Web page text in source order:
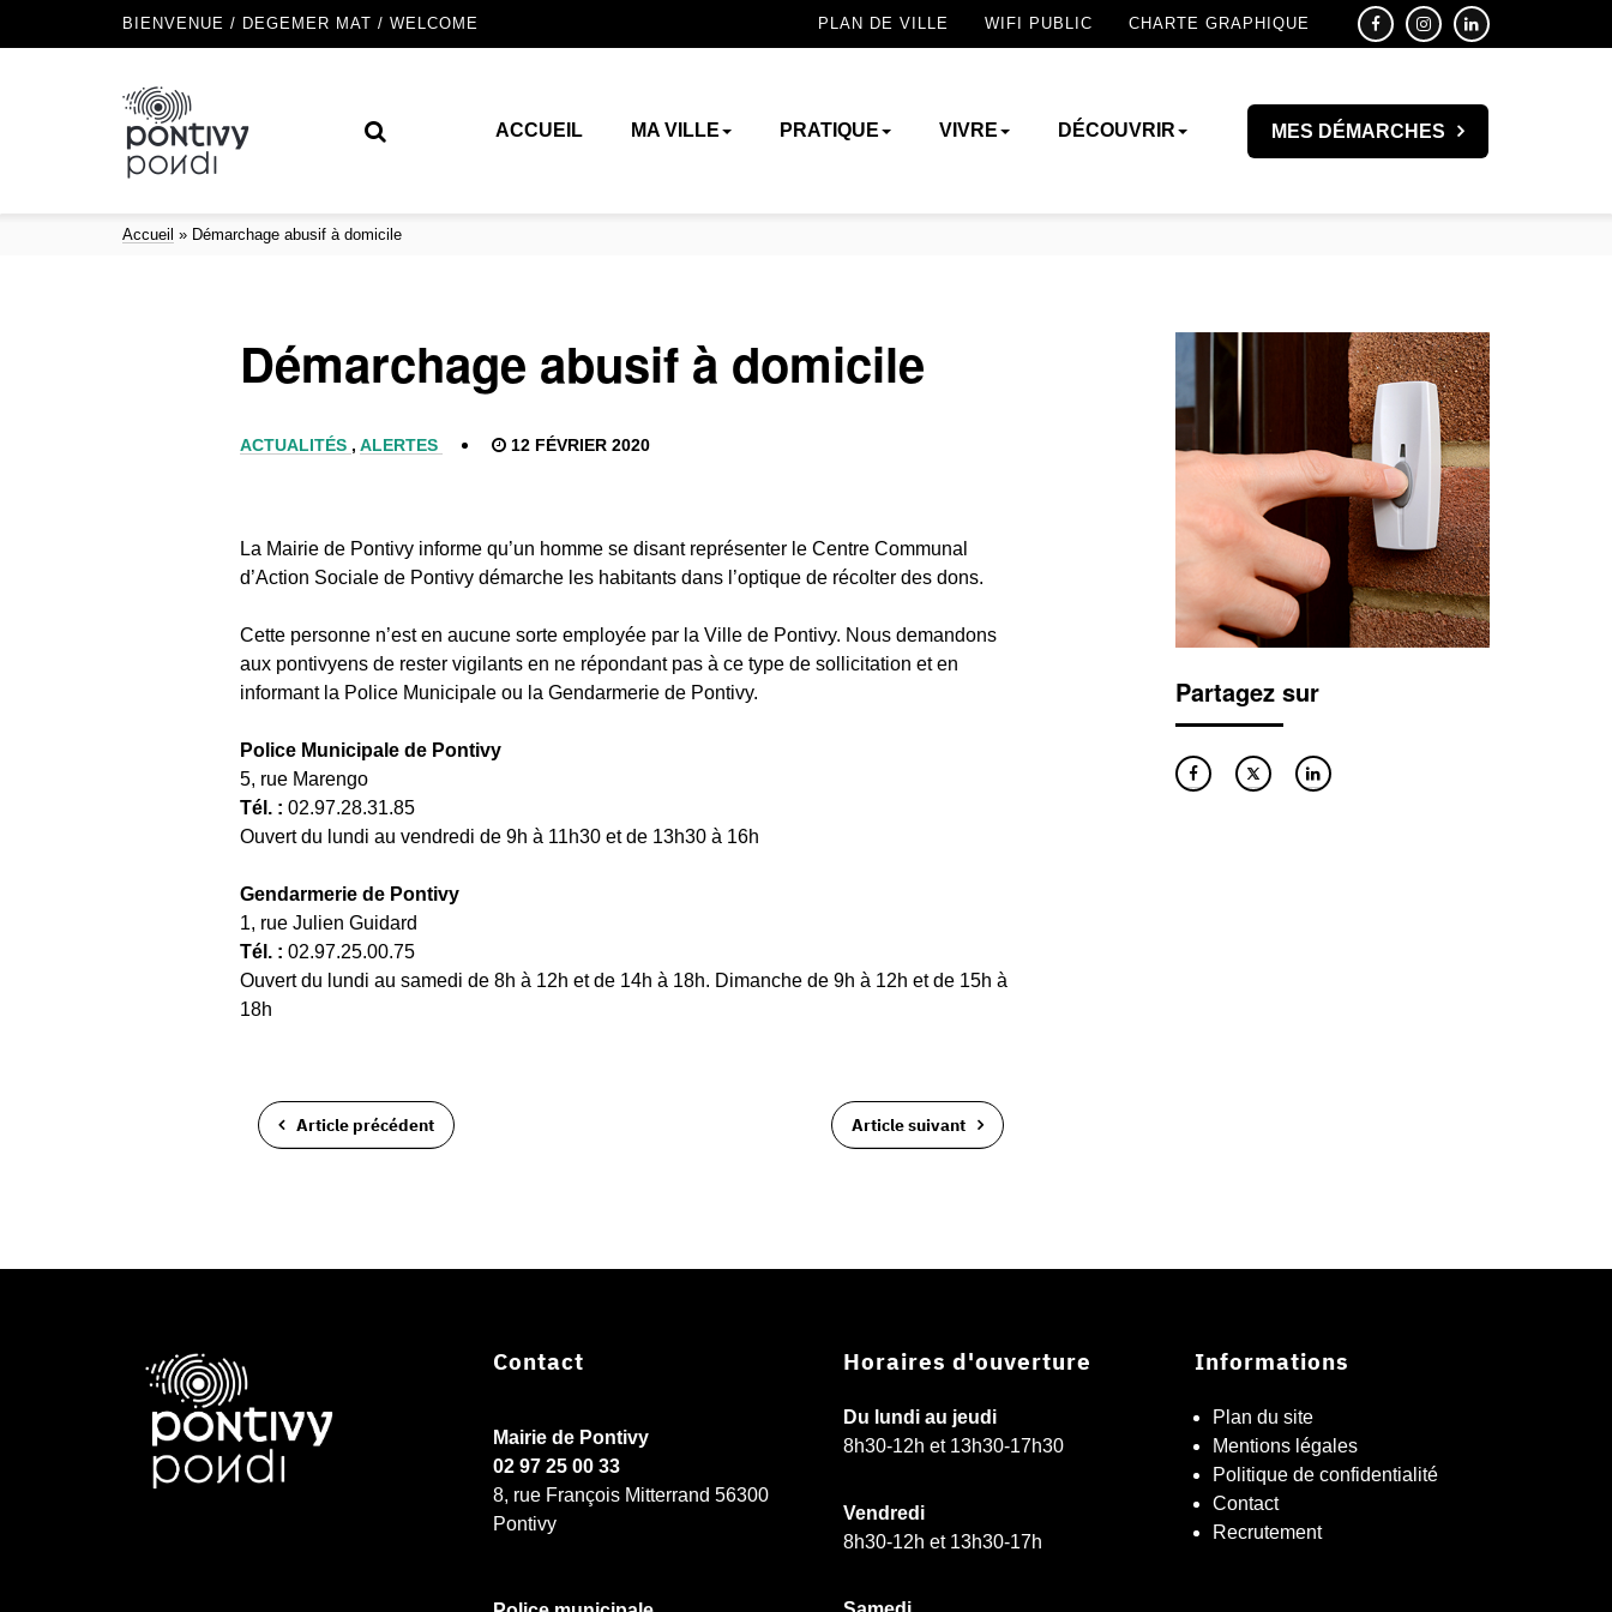
BIENVENUE / DEGEMER MAT / WELCOME PLAN DE VILLE WIFI PUBLIC CHARTE GRAPHIQUE
ACCUEIL MA VILLE PRATIQUE VIVRE DÉCOUVRIR MES DÉMARCHES
Accueil » Démarchage abusif à domicile
Démarchage abusif à domicile
ACTUALITÉS , ALERTES 12 FÉVRIER 2020
La Mairie de Pontivy informe qu’un homme se disant représenter le Centre Communal
d’Action Sociale de Pontivy démarche les habitants dans l’optique de récolter des dons.
Cette personne n’est en aucune sorte employée par la Ville de Pontivy. Nous demandons
aux pontivyens de rester vigilants en ne répondant pas à ce type de sollicitation et en
informant la Police Municipale ou la Gendarmerie de Pontivy.
Police Municipale de Pontivy
5, rue Marengo
Tél. : 02.97.28.31.85
Ouvert du lundi au vendredi de 9h à 11h30 et de 13h30 à 16h
Gendarmerie de Pontivy
1, rue Julien Guidard
Tél. : 02.97.25.00.75
Ouvert du lundi au samedi de 8h à 12h et de 14h à 18h. Dimanche de 9h à 12h et de 15h à
18h
Article précédent Article suivant
Partagez sur
Contact
Mairie de Pontivy
02 97 25 00 33
8, rue François Mitterrand 56300
Pontivy
Horaires d'ouverture
Du lundi au jeudi
8h30-12h et 13h30-17h30
Vendredi
8h30-12h et 13h30-17h
Informations
Plan du site
Mentions légales
Politique de confidentialité
Contact
Recrutement